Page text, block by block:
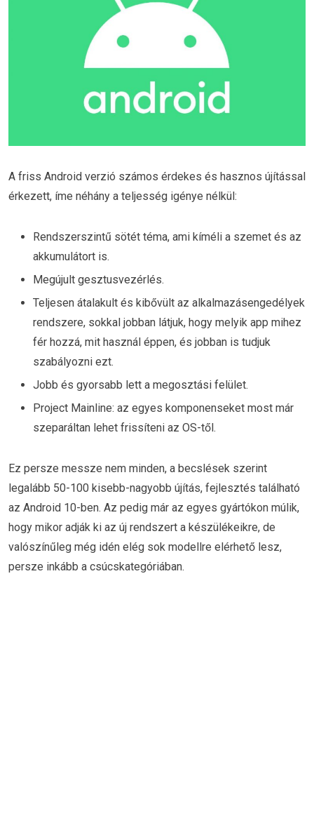
A friss Android verzió számos érdekes és hasznos újítással
érkezett, íme néhány a teljesség igénye nélkül:
Rendszerszintű sötét téma, ami kíméli a szemet és az
akkumulátort is.
Megújult gesztusvezérlés.
Teljesen átalakult és kibővült az alkalmazásengedélyek
rendszere, sokkal jobban látjuk, hogy melyik app mihez
fér hozzá, mit használ éppen, és jobban is tudjuk
szabályozni ezt.
Jobb és gyorsabb lett a megosztási felület.
Project Mainline: az egyes komponenseket most már
szeparáltan lehet frissíteni az OS-től.
Ez persze messze nem minden, a becslések szerint
legalább 50-100 kisebb-nagyobb újítás, fejlesztés található
az Android 10-ben. Az pedig már az egyes gyártókon múlik,
hogy mikor adják ki az új rendszert a készülékeikre, de
valószínűleg még idén elég sok modellre elérhető lesz,
persze inkább a csúcskategóriában.